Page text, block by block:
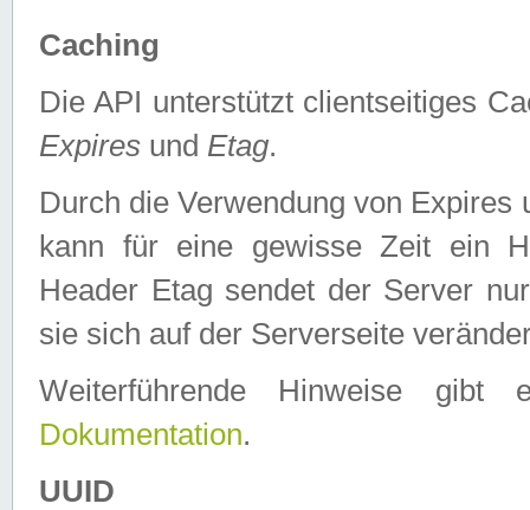
Caching
Die API unterstützt clientseitiges
Expires und Etag.
Durch die Verwendung von
kann für eine gewisse Zeit ein
Header Etag sendet der Server
sie sich auf der Serverseite
Weiterführende Hinweise
Dokumentation.
UUID